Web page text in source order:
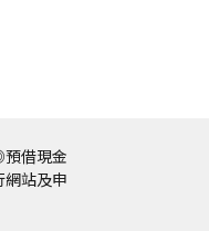
借現金
站及申